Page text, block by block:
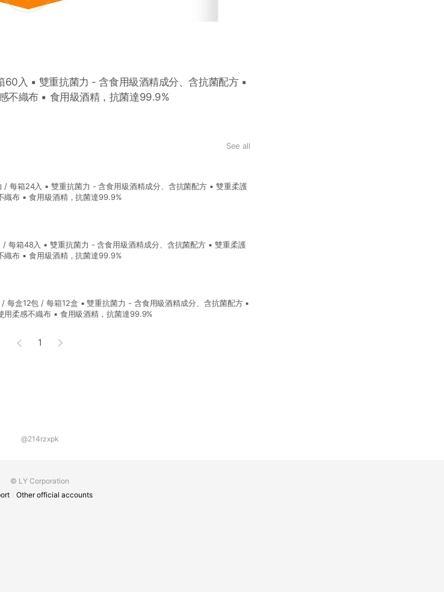
入 ▪ 雙重抗菌力 - 含食用級酒精成分、含抗菌配方 ▪
不織布 ▪ 食用級酒精，抗菌達99.9%
See all
每箱24入 ▪ 雙重抗菌力 - 含食用級酒精成分、含抗菌配方 ▪ 雙重柔護
織布 ▪ 食用級酒精，抗菌達99.9%
每箱48入 ▪ 雙重抗菌力 - 含食用級酒精成分、含抗菌配方 ▪ 雙重柔護
織布 ▪ 食用級酒精，抗菌達99.9%
每盒12包 / 每箱12盒 ▪ 雙重抗菌力 - 含食用級酒精成分、含抗菌配方 ▪
柔感不織布 ▪ 食用級酒精，抗菌達99.9%
1
@214rzxpk
© LY Corporation
Other official accounts